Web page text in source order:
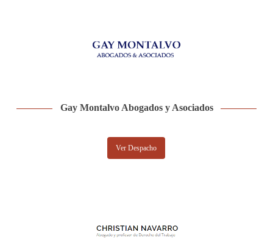
Gay Montalvo Abogados y Asociados
Ver Despacho